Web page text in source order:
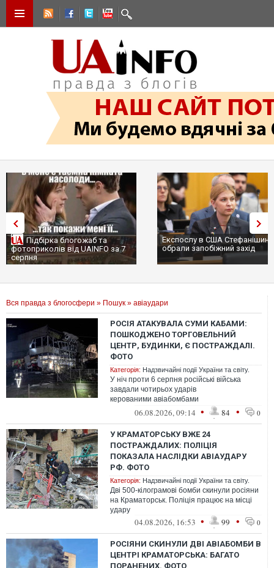
Підбірка блогожаб та
фотоприколів від UAINFO за 7
серпня
Експослу в США
обрали запобіжний захід
Вся правда з блогосфери » Пошук » авіаудари
РОСІЯ АТАКУВАЛА СУМИ КАБАМИ:
ПОШКОДЖЕНО ТОРГОВЕЛЬНИЙ
ЦЕНТР, БУДИНКИ, Є ПОСТРАЖДАЛІ.
ФОТО
Категорія: Надзвичайні події України та світу.
У ніч проти 6 серпня російські війська
завдали чотирьох ударів
керованими авіабомбами
по Сумах. Внаслідок атаки пошкоджено
цивільну інфраструктуру, є ...
06.08.2026, 09:14 • 84 • 0
У КРАМАТОРСЬКУ ВЖЕ 24
ПОСТРАЖДАЛИХ: ПОЛІЦІЯ
ПОКАЗАЛА НАСЛІДКИ АВІАУДАРУ
РФ. ФОТО
Категорія: Надзвичайні події України та світу.
Дві 500-кілограмові бомби скинули росіяни
на Краматорськ. Поліція працює на місці
удару
04.08.2026, 16:53 • 99 • 0
РОСІЯНИ СКИНУЛИ ДВІ АВІАБОМБИ В
ЦЕНТРІ КРАМАТОРСЬКА: БАГАТО
ПОРАНЕНИХ. ФОТО